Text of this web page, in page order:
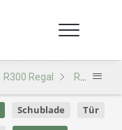
R300 Regal R300 - Design D126
Schublade Tür